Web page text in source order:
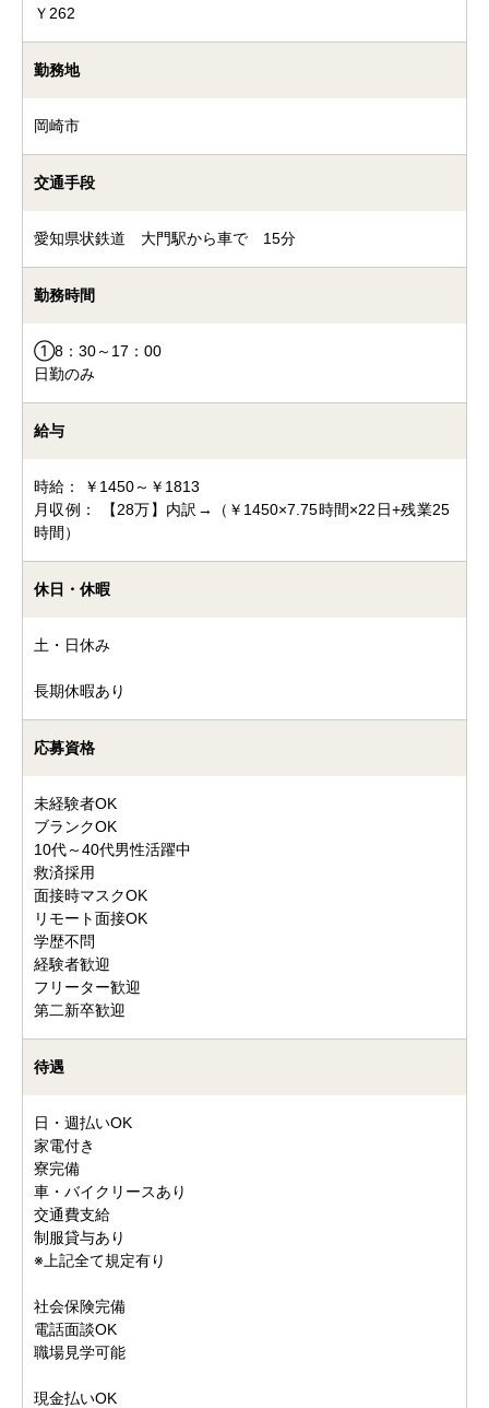
Ｙ262
勤務地
岡崎市
交通手段
愛知県状鉄道 大門駅から車で 15分
勤務時間
①8：30～17：00
日勤のみ
給与
時給： ￥1450～￥1813
月収例： 【28万】内訳→（￥1450×7.75時間×22日+残業25
時間）
休日・休暇
土・日休み
長期休暇あり
応募資格
未経験者OK
ブランクOK
10代～40代男性活躍中
救済採用
面接時マスクOK
リモート面接OK
学歴不問
経験者歓迎
フリーター歓迎
第二新卒歓迎
待遇
日・週払いOK
家電付き
寮完備
車・バイクリースあり
交通費支給
制服貸与あり
※上記全て規定有り
社会保険完備
電話面談OK
職場見学可能
現金払いOK